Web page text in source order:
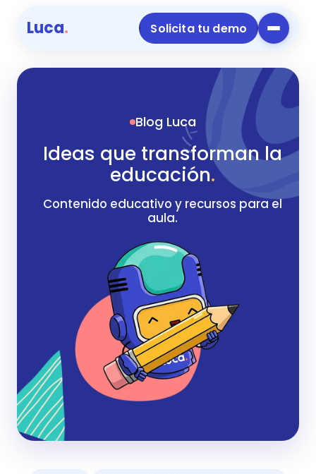
Luca. Solicita tu demo
Blog Luca
Ideas que transforman la
educación.
Contenido educativo y recursos para el
aula.